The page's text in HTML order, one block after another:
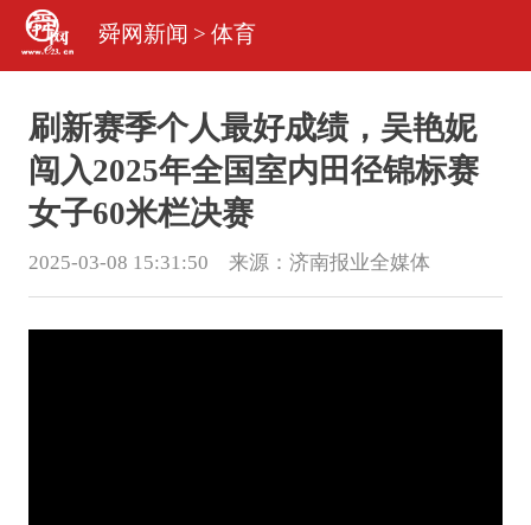
舜网新闻 > 体育
刷新赛季个人最好成绩，吴艳妮
闯入2025年全国室内田径锦标赛
女子60米栏决赛
2025-03-08 15:31:50 来源： 济南报业全媒体